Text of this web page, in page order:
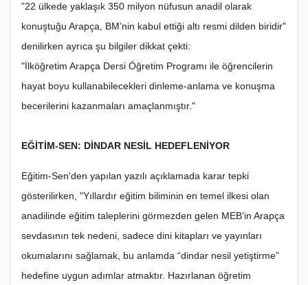
"22 ülkede yaklaşık 350 milyon nüfusun anadil olarak
konuştuğu Arapça, BM’nin kabul ettiği altı resmi dilden biridir"
denilirken ayrıca şu bilgiler dikkat çekti:
"İlköğretim Arapça Dersi Öğretim Programı ile öğrencilerin
hayat boyu kullanabilecekleri dinleme-anlama ve konuşma
becerilerini kazanmaları amaçlanmıştır."
EĞİTİM-SEN: DİNDAR NESİL HEDEFLENİYOR
Eğitim-Sen'den yapılan yazılı açıklamada karar tepki
gösterilirken, "Yıllardır eğitim biliminin en temel ilkesi olan
anadilinde eğitim taleplerini görmezden gelen MEB’in Arapça
sevdasının tek nedeni, sadece dini kitapları ve yayınları
okumalarını sağlamak, bu anlamda “dindar nesil yetiştirme”
hedefine uygun adımlar atmaktır. Hazırlanan öğretim